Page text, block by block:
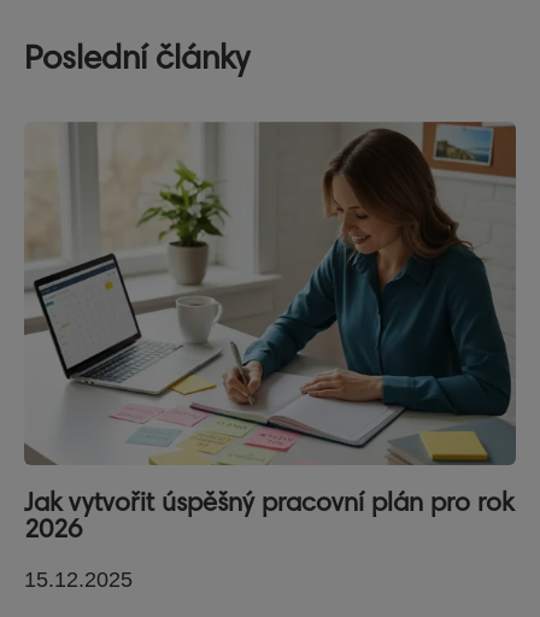
Poslední články
Jak vytvořit úspěšný pracovní plán pro rok
2026
15.12.2025